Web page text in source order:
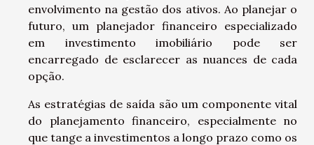
envolvimento na gestão dos ativos. Ao planejar o
futuro, um planejador financeiro especializado
em investimento imobiliário pode ser
encarregado de esclarecer as nuances de cada
opção.
As estratégias de saída são um componente vital
do planejamento financeiro, especialmente no
que tange a investimentos a longo prazo como os